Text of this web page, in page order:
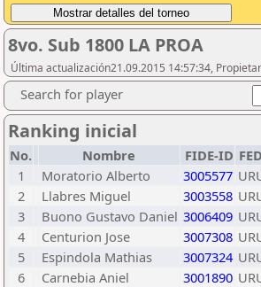
8vo. Sub 1800 LA PROA
Última actualización21.09.2015 14:57:34,
Search for player
Ranking inicial
No. Nombre FIDE-ID FED
1
Moratorio Alberto 3005577
2
Llabres Miguel 3003558
3
Buono Gustavo Daniel 3006409
4
Centurion Jose 3007308
5
Espindola Mathias 3007324
6
Carnebia Aniel 3001890